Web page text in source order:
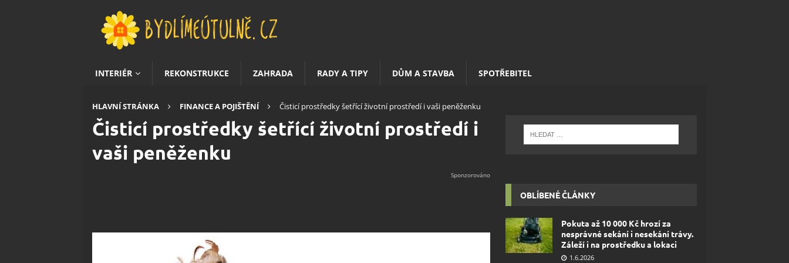
INTERIÉR REKONSTRUKCE ZAHRADA RADY A TIPY DŮM A STAVBA SPOTŘEBITEL
HLAVNÍ STRÁNKA FINANCE A POJIŠTĚNÍ Čisticí prostředky šetřící životní prostředí i vaši peněženku
Čisticí prostředky šetřící životní prostředí i
vaši peněženku
OBLÍBENÉ ČLÁNKY
Pokuta až 10 000 Kč hrozí za
nesprávné sekání i nesekání trávy.
Záleží i na prostředku a lokaci
1.6.2026